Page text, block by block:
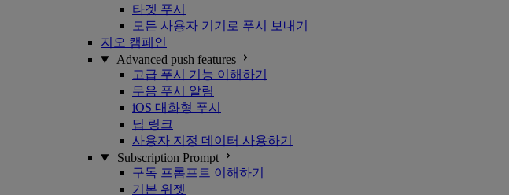
타겟 푸시
모든 사용자 기기로 푸시 보내기
지오 캠페인
Advanced push features
고급 푸시 기능 이해하기
무음 푸시 알림
iOS 대화형 푸시
딥 링크
사용자 지정 데이터 사용하기
Subscription Prompt
구독 프롬프트 이해하기
기본 위젯